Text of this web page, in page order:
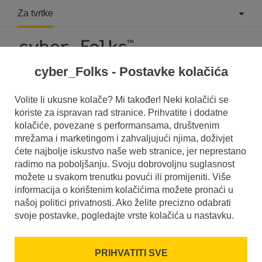
Za tvrtke
Konvertiraj SSL
cyber_Folks - Postavke kolačića
Volite li ukusne kolače? Mi također! Neki kolačići se
koriste za ispravan rad stranice. Prihvatite i dodatne
kolačiće, povezane s performansama, društvenim
mrežama i marketingom i zahvaljujući njima, doživjet
ćete najbolje iskustvo naše web stranice, jer neprestano
radimo na poboljšanju. Svoju dobrovoljnu suglasnost
možete u svakom trenutku povući ili promijeniti. Više
informacija o korištenim kolačićima možete pronaći u
našoj politici privatnosti. Ako želite precizno odabrati
svoje postavke, pogledajte vrste kolačića u nastavku.
PRIHVATITI SVE